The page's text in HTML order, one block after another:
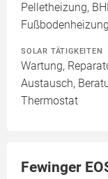
Pelletheizung,
SOLAR TÄTIGKEITEN
Wartung,
Austausch,
Thermostat
Fewinger